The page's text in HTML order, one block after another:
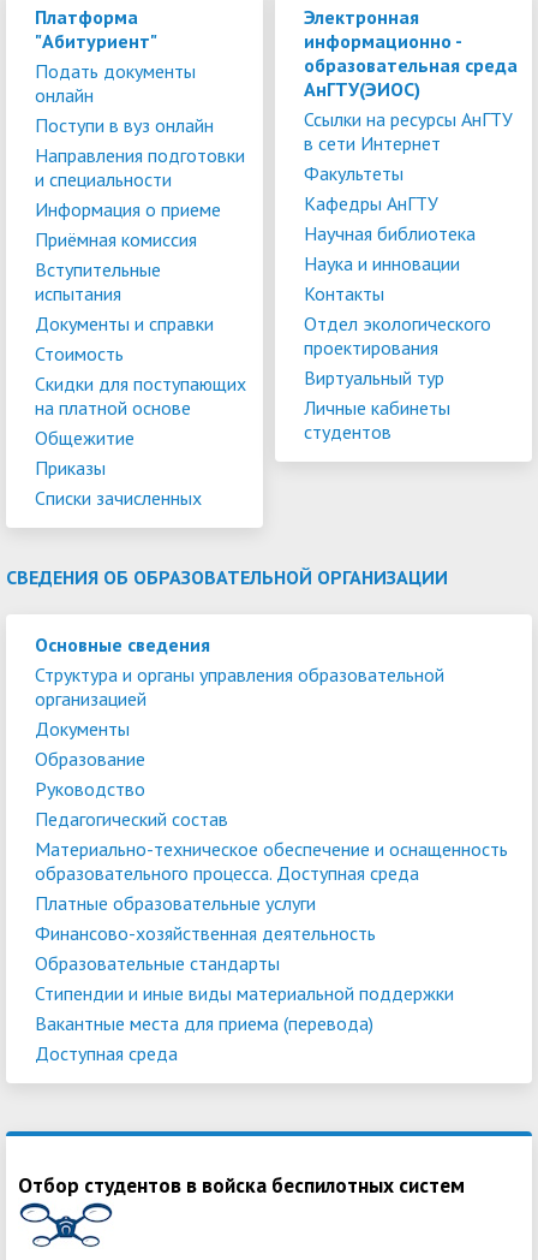
Платформа
"Абитуриент"
Подать документы
онлайн
Поступи в вуз онлайн
Направления подготовки
и специальности
Информация о приеме
Приёмная комиссия
Вступительные
испытания
Документы и справки
Стоимость
Скидки для поступающих
на платной основе
Общежитие
Приказы
Списки зачисленных
Электронная
информационно -
образовательная среда
АнГТУ(ЭИОС)
Ссылки на ресурсы АнГТУ
в сети Интернет
Факультеты
Кафедры АнГТУ
Научная библиотека
Наука и инновации
Контакты
Отдел экологического
проектирования
Виртуальный тур
Личные кабинеты
студентов
СВЕДЕНИЯ ОБ ОБРАЗОВАТЕЛЬНОЙ ОРГАНИЗАЦИИ
Основные сведения
Структура и органы управления образовательной
организацией
Документы
Образование
Руководство
Педагогический состав
Материально-техническое обеспечение и оснащенность
образовательного процесса. Доступная среда
Платные образовательные услуги
Финансово-хозяйственная деятельность
Образовательные стандарты
Стипендии и иные виды материальной поддержки
Вакантные места для приема (перевода)
Доступная среда
Отбор студентов в войска беспилотных систем